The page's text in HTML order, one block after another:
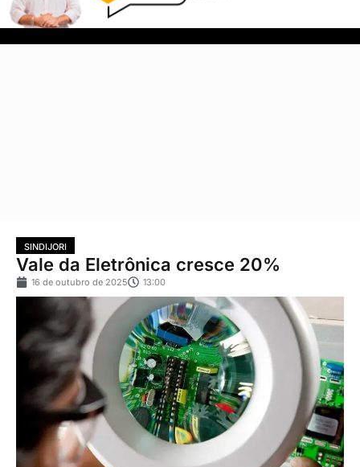
SINDIJORI
Vale da Eletrônica cresce 20%
16 de outubro de 2025 13:00